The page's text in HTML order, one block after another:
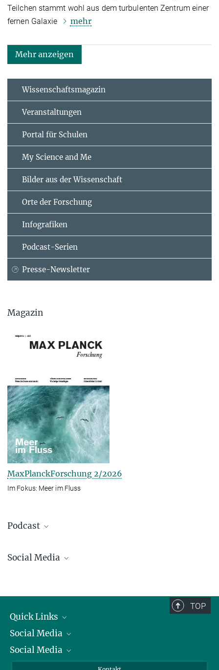
Teilchen stammt wohl aus dem turbulenten Zentrum einer
fernen Galaxie
mehr
Mehr anzeigen
Wissenschaftsmagazin
Veranstaltungen
Portal für Schulen
My Science and Me
Bilder aus der Wissenschaft
Orte der Forschung
Infografiken
Podcast-Serien
Presse-Newsletter
Magazin
MaxPlanckForschung 2/2026
Im Fokus: Meer im Fluss
Podcast
Social Media
Mastodon
TikTok
Youtube
TOP
Quick Links
Präsident
Zahlen und Fakten
Social Media
Bluesky
Social Media